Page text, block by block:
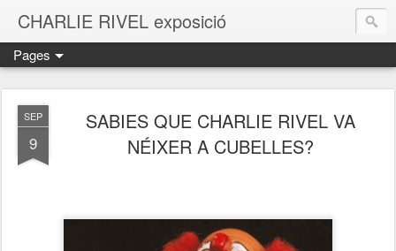
CHARLIE RIVEL exposició
Pages
SEP
9
SABIES QUE CHARLIE RIVEL VA
NÉIXER A CUBELLES?